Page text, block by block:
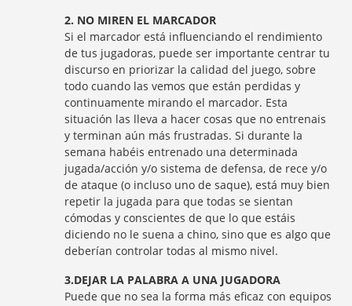
2. NO MIREN EL MARCADOR
Si el marcador está influenciando el rendimiento
de tus jugadoras, puede ser importante centrar tu
discurso en priorizar la calidad del juego, sobre
todo cuando las vemos que están perdidas y
continuamente mirando el marcador. Esta
situación las lleva a hacer cosas que no entrenais
y terminan aún más frustradas. Si durante la
semana habéis entrenado una determinada
jugada/acción y/o sistema de defensa, de rece y/o
de ataque (o incluso uno de saque), está muy bien
repetir la jugada para que todas se sientan
cómodas y conscientes de que lo que estáis
diciendo no le suena a chino, sino que es algo que
deberían controlar todas al mismo nivel.
3.DEJAR LA PALABRA A UNA JUGADORA
Puede que no sea la forma más eficaz con equipos